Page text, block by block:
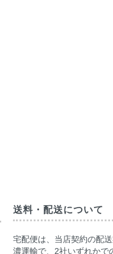
送料・配送について
宅配便は、当店契約の配
濃運輸で、2社いずれかで